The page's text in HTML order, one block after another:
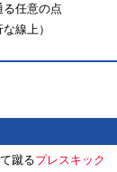
る任意の点
線上）
蹴るプレスキック